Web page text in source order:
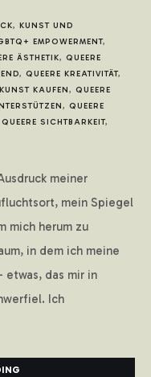
, KUNST UND
EMPOWERMENT,
ÄSTHETIK, QUEERE
, QUEERE KREATIVITÄT,
KAUFEN, QUEERE
, QUEERE
QUEERE SICHTBARKEIT,
meiner
mein Spiegel
mich herum zu
in dem ich meine
das mir in
Ich